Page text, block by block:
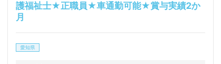
護福祉士★正職員★車通勤可能★賞与実績2か
月
愛知県